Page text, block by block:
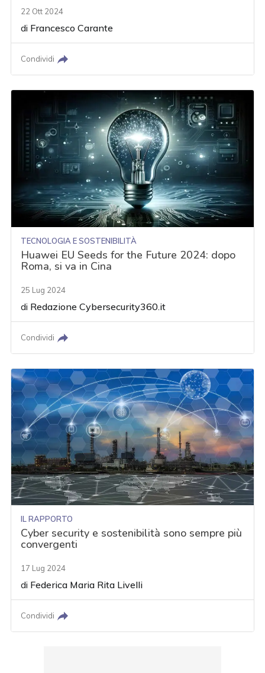
22 Ott 2024
di Francesco Carante
Condividi
TECNOLOGIA E SOSTENIBILITÀ
Huawei EU Seeds for the Future 2024: dopo
Roma, si va in Cina
25 Lug 2024
di Redazione Cybersecurity360.it
Condividi
IL RAPPORTO
Cyber security e sostenibilità sono sempre più
convergenti
17 Lug 2024
di Federica Maria Rita Livelli
Condividi